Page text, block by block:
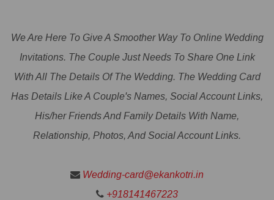
We Are Here To Give A Smoother Way To Online Wedding
Invitations. The Couple Just Needs To Share One Link
With All The Details Of The Wedding. The Wedding Card
Has Details Like A Couple's Names, Social Account Links,
His/her Friends And Family Details With Name,
Relationship, Photos, And Social Account Links.
Wedding-card@ekankotri.in
+918141467223